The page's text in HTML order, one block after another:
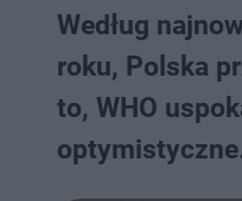
Według
roku, Polska
to, WHO